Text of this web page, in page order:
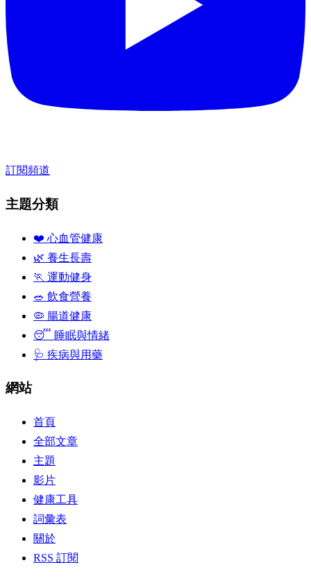
訂閱頻道
主題分類
❤️ 心血管健康
🌿 養生長壽
🏃 運動健身
🥗 飲食營養
🦠 腸道健康
😴 睡眠與情緒
🩺 疾病與用藥
網站
首頁
全部文章
主題
影片
健康工具
詞彙表
關於
RSS 訂閱